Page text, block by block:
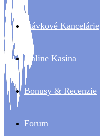
Stávkové Kancelárie
Online Kasína
Bonusy & Recenzie
Forum